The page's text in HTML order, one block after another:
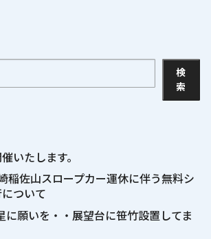
検
索
いたします。
稲佐山スロープカー運休に伴う無料シ
ついて
願いを・・展望台に笹竹設置してま